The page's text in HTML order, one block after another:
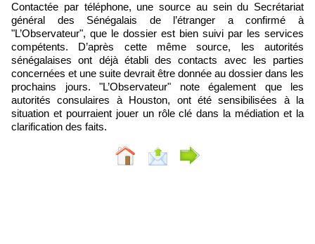
Contactée par téléphone, une source au sein du Secrétariat
général des Sénégalais de l’étranger a confirmé à
"L’Observateur", que le dossier est bien suivi par les services
compétents. D’après cette même source, les autorités
sénégalaises ont déjà établi des contacts avec les parties
concernées et une suite devrait être donnée au dossier dans les
prochains jours. "L’Observateur" note également que les
autorités consulaires à Houston, ont été sensibilisées à la
situation et pourraient jouer un rôle clé dans la médiation et la
clarification des faits.